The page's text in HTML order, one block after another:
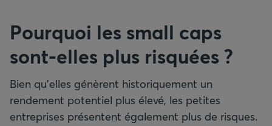
Pourquoi les small caps
sont-elles plus risquées ?
Bien qu’elles génèrent historiquement un
rendement potentiel plus élevé, les petites
entreprises présentent également plus de risques.